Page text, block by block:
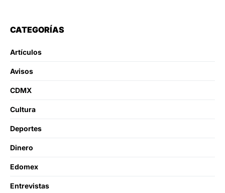
CATEGORÍAS
Artículos
Avisos
CDMX
Cultura
Deportes
Dinero
Edomex
Entrevistas